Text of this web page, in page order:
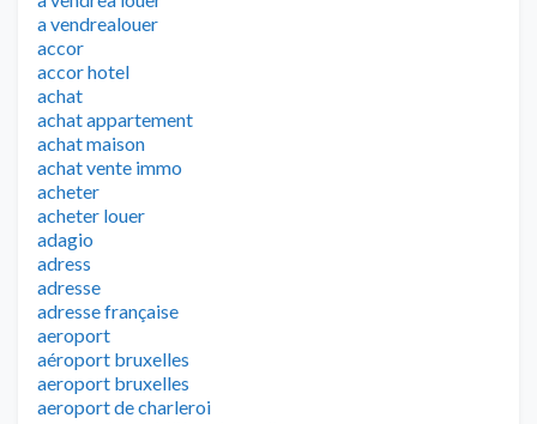
a vendrealouer
accor
accor hotel
achat
achat appartement
achat maison
achat vente immo
acheter
acheter louer
adagio
adress
adresse
adresse française
aeroport
aéroport bruxelles
aeroport bruxelles
aeroport de charleroi